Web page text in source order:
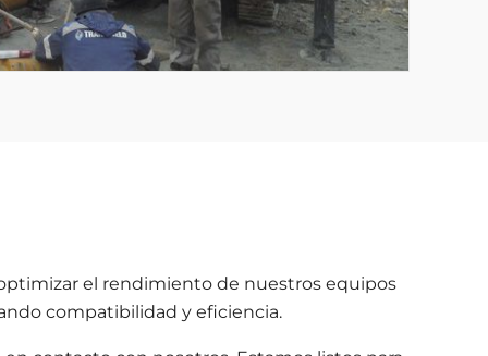
el rendimiento de nuestros equipos
compatibilidad y eficiencia.